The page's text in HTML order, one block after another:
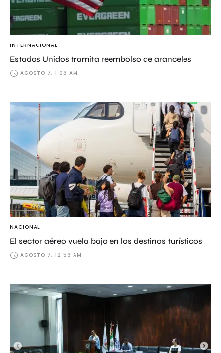
INTERNACIONAL
Estados Unidos tramita reembolso de aranceles
AGOSTO 7, 1:03 AM
NACIONAL
El sector aéreo vuela bajo en los destinos turísticos
AGOSTO 7, 12:53 AM